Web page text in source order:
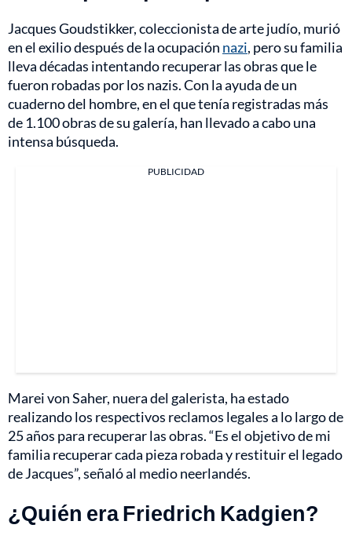
Jacques Goudstikker, coleccionista de arte judío, murió
en el exilio después de la ocupación nazi, pero su familia
lleva décadas intentando recuperar las obras que le
fueron robadas por los nazis. Con la ayuda de un
cuaderno del hombre, en el que tenía registradas más
de 1.100 obras de su galería, han llevado a cabo una
intensa búsqueda.
PUBLICIDAD
Marei von Saher, nuera del galerista, ha estado
realizando los respectivos reclamos legales a lo largo de
25 años para recuperar las obras. “Es el objetivo de mi
familia recuperar cada pieza robada y restituir el legado
de Jacques”, señaló al medio neerlandés.
¿Quién era Friedrich Kadgien?